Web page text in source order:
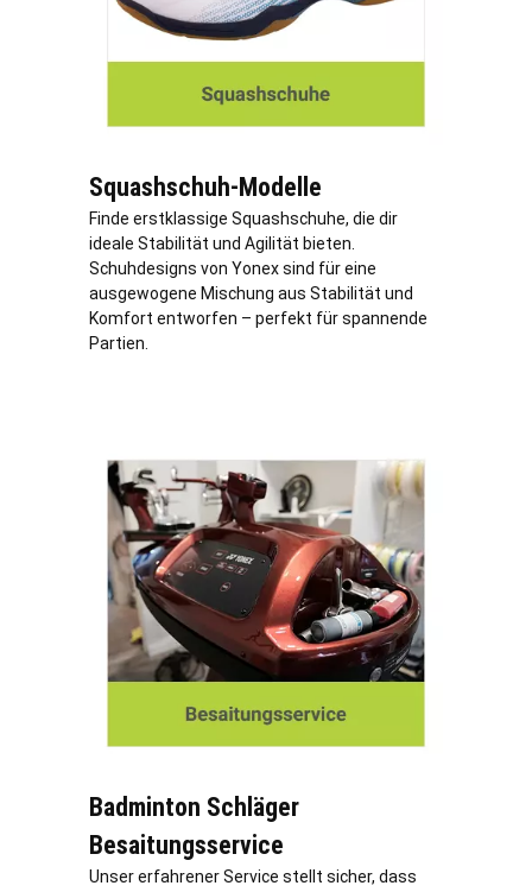
Squashschuh-Modelle
Finde erstklassige Squashschuhe, die dir
ideale Stabilität und Agilität bieten.
Schuhdesigns von Yonex sind für eine
ausgewogene Mischung aus Stabilität und
Komfort entworfen – perfekt für spannende
Partien.
Badminton Schläger
Besaitungsservice
Unser erfahrener Service stellt sicher, dass